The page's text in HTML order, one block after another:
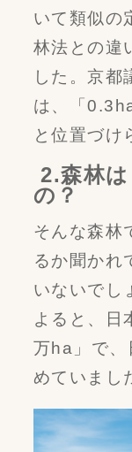
いて類似の
林法との違
した。京都
は、「
と位置づけ
2.森林
の？
そんな森林
るか聞かれ
いないでし
よると、日
万ha」で、
めていまし